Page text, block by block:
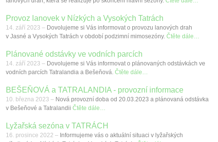
Provoz lanovek v Nízkých a Vysokých Tatrách
14. září 2023 – Dovolujeme si Vás informovat o provozu lanových drah
v Jasné a Vysokých Tatrách v období podzimní mimosezóny. Čtěte dále…
Plánované odstávky ve vodních parcích
14. září 2023 – Dovolujeme si Vás informovat o plánovaných odstávkách ve
vodních parcích Tatralandia a Bešeňová. Čtěte dále…
BEŠEŇOVÁ a TATRALANDIA - provozní informace
10. března 2023 – Nová provozní doba od 20.03.2023 a plánovaná odstávka
v Bešeňové a Tatralandii Čtěte dále…
Lyžařská sezóna v TATRÁCH
16. prosince 2022 – Informujeme vás o aktuální situaci v lyžařských